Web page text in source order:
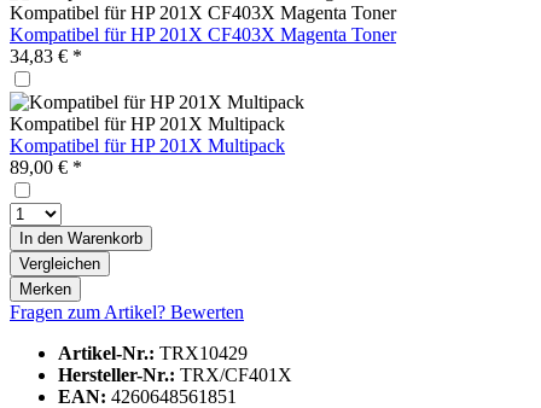
Kompatibel für HP 201X CF403X Magenta Toner
Kompatibel für HP 201X CF403X Magenta Toner
34,83 € *
Kompatibel für HP 201X Multipack
Kompatibel für HP 201X Multipack
89,00 € *
In den Warenkorb
Vergleichen
Merken
Fragen zum Artikel? Bewerten
Artikel-Nr.: TRX10429
Hersteller-Nr.: TRX/CF401X
EAN: 4260648561851